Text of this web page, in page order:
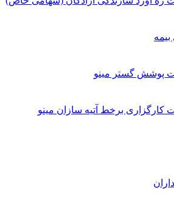
پوشش گستر مینو
کارگزاری برخط آتیه سازان مینو